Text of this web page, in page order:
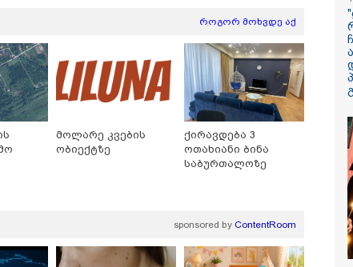
13:59 / 06-08-2026
ნიკა მელიას
სასამართლოს
1 წლით და 6
მიესაჯა
როგორ მოხვდე აქ
მოლარე კვების
ობიექტზე
ქირავდება 3
ოთახიანი ბინა
საბურთალოზე
sponsored by ContentRoom